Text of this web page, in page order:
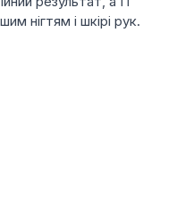
нігтям і шкірі рук.